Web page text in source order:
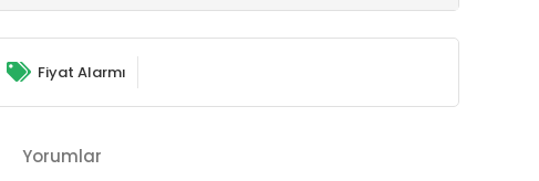
Fiyat Alarmı
Yorumlar